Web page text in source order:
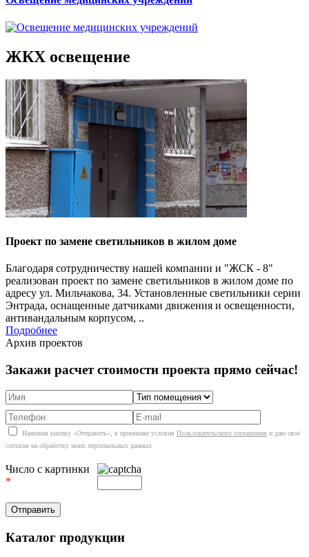
ЖКХ освещение
Проект по замене светильников в жилом доме
Благодаря сотрудничеству нашей компании и "ЖСК - 8"
реализован проект по замене светильников в жилом доме по
адресу ул. Мильчакова, 34. Установленные светильники серии
Энтрада, оснащенные датчиками движения и освещенности,
антивандальным корпусом, ..
Подробнее
Архив проектов
Закажи расчет стоимости проекта прямо сейчас!
Нажимая кнопку «Отправить», я принимаю условия Пользовательского соглашения и даю своё
согласие на обработку моих персональных данных
Число с картинки
*
Каталог продукции